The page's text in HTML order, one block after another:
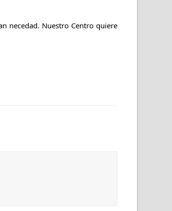
necedad. Nuestro Centro quiere